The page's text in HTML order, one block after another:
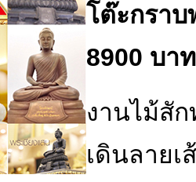
โต๊ะกราบ
8900 บาท
งานไม้สั
เดินลาย